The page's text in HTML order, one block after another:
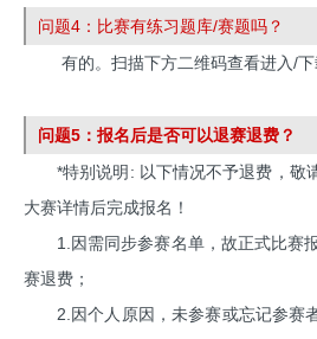
问题4：比赛有练习题库/赛题吗？
有的。扫描下方二维码查看进入/下
问题5：报名后是否可以退赛退费？
*特别说明: 以下情况不予退费，敬
大赛详情后完成报名！
1.因需同步参赛名单，故正式比赛
赛退费；
2.因个人原因，未参赛或忘记参赛